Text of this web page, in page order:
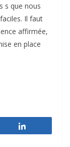
s que nous
Il faut
affirmée,
en place